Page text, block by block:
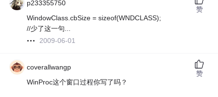
p233355750
WindowClass.cbSize = sizeof(WNDCLASS);
//少了这一句...
2009-06-01
赞
coverallwangp
WinProc这个窗口过程你写了吗？
赞